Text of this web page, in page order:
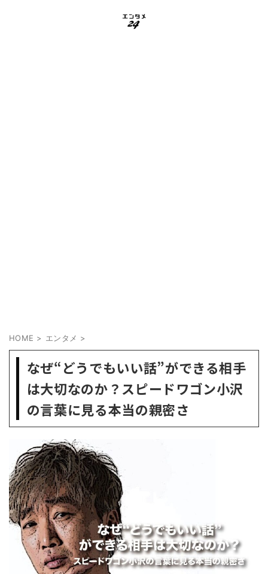
HOME > エンタメ >
なぜ“どうでもいい話”ができる相手
は大切なのか？スピードワゴン小沢
の言葉に見る本当の親密さ